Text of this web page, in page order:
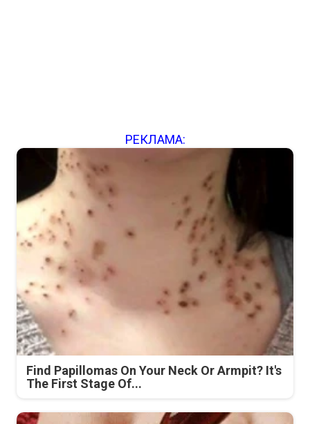
РЕКЛАМА:
Find Papillomas On Your Neck Or Armpit? It's
The First Stage Of...